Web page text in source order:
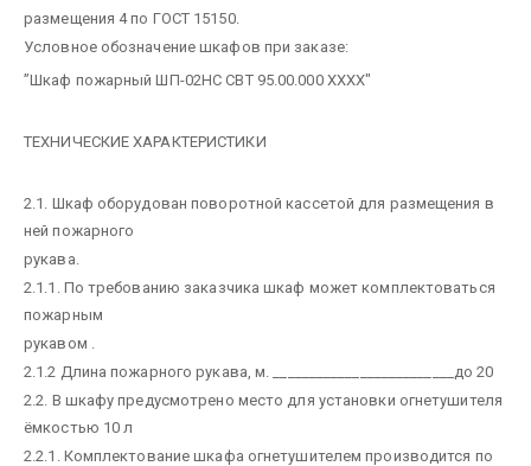
размещения 4 по ГОСТ 15150.
Условное обозначение шкафов при заказе:
”Шкаф пожарный ШП-02НС СВТ 95.00.000 ХХХХ"
ТЕХНИЧЕСКИЕ ХАРАКТЕРИСТИКИ
2.1. Шкаф оборудован поворотной кассетой для размещения в
ней пожарного
рукава.
2.1.1. По требованию заказчика шкаф может комплектоваться
пожарным
рукавом .
2.1.2 Длина пожарного рукава, м. _________________________до 20
2.2. В шкафу предусмотрено место для установки огнетушителя
ёмкостью 10 л
2.2.1. Комплектование шкафа огнетушителем производится по